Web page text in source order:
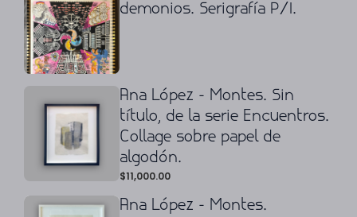
demonios. Serigrafía P/I.
Ana López - Montes. Sin
título, de la serie Encuentros.
Collage sobre papel de
algodón.
$11,000.00
Ana López - Montes.